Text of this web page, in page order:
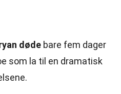
døde bare fem dager
som la til en dramatisk